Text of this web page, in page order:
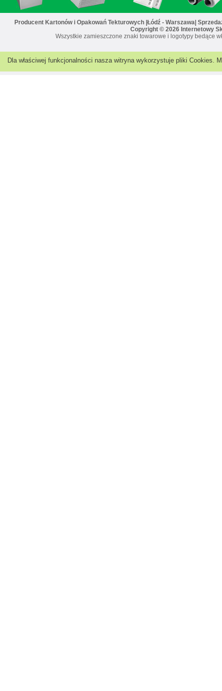
Producent Kartonów i Opakowań Tekturowych |Łódź - Warszawa|
Copyright © 2026 Internetowy
Wszystkie zamieszczone znaki towarowe i logotypy bedące
Dla właściwej funkcjonalności nasza witryna wykorzystuje pliki